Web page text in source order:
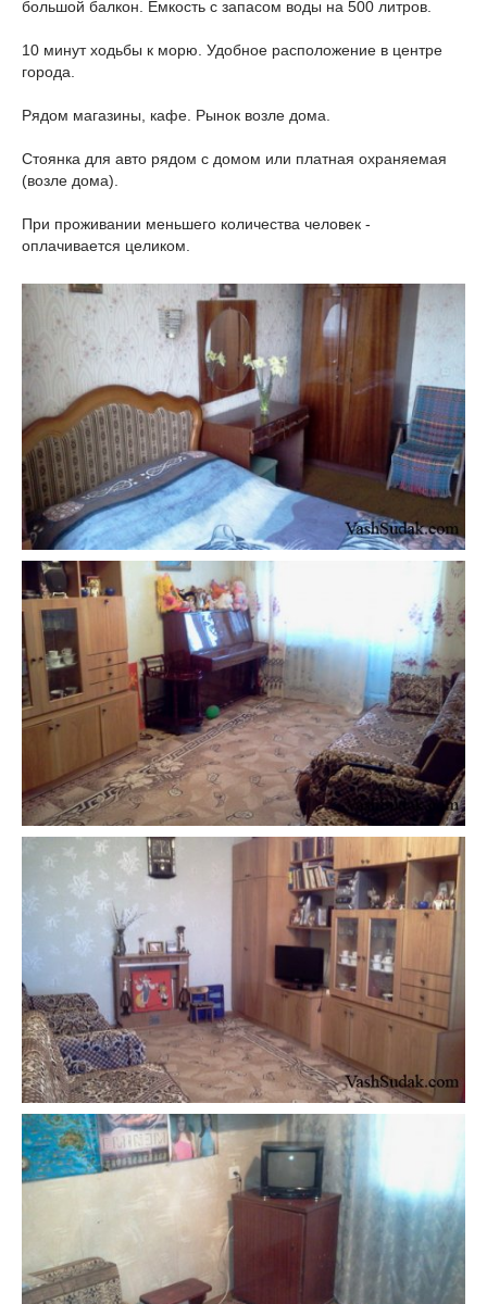
большой балкон. Емкость с запасом воды на 500 литров.
10 минут ходьбы к морю. Удобное расположение в центре
города.
Рядом магазины, кафе. Рынок возле дома.
Стоянка для авто рядом с домом или платная охраняемая
(возле дома).
При проживании меньшего количества человек -
оплачивается целиком.